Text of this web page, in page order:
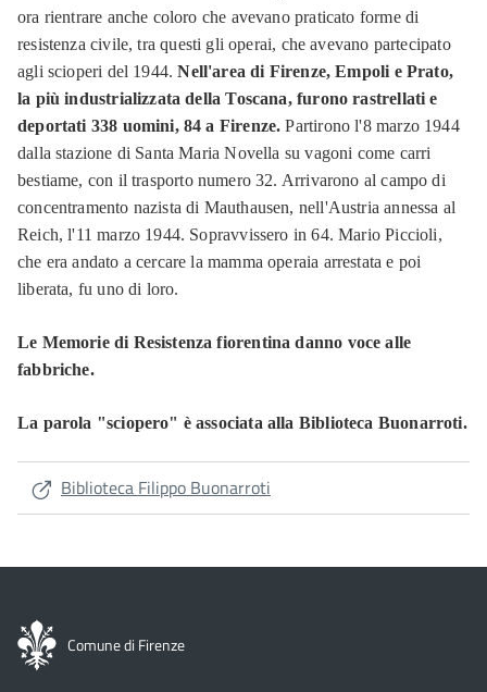
ora rientrare anche coloro che avevano praticato forme di
resistenza civile, tra questi gli operai, che avevano partecipato
agli scioperi del 1944.Nell'area di Firenze, Empoli e Prato,
la più industrializzata della Toscana, furono rastrellati e
deportati 338 uomini, 84 a Firenze. Partirono l'8 marzo 1944
dalla stazione di Santa Maria Novella su vagoni come carri
bestiame, con il trasporto numero 32. Arrivarono al campo di
concentramento nazista di Mauthausen, nell'Austria annessa al
Reich, l'11 marzo 1944. Sopravvissero in 64. Mario Piccioli,
che era andato a cercare la mamma operaia arrestata e poi
liberata, fu uno di loro.
Le Memorie di Resistenza fiorentina danno voce alle
fabbriche.
La parola "sciopero" è associata alla Biblioteca Buonarroti.
Biblioteca Filippo Buonarroti
Comune di Firenze